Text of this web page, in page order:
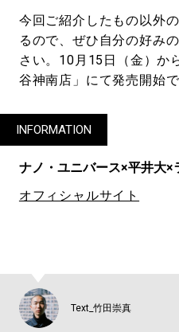
今回ご紹介したもの以外
るので、ぜひ自分の好み
さい。10月15日（金）か
谷神南店」にて発売開始で
INFORMATION
ナノ・ユニバース×平井大×
オフィシャルサイト
Text_竹田崇真